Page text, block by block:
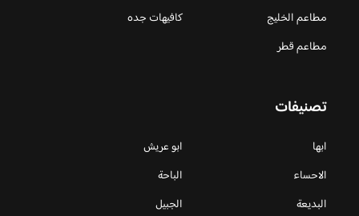
مطاعم الخليج
كافيهات جده
مطاعم قطر
تصنيفات
ابها
ابو عريش
الاحساء
الباحة
البديعة
الجبيل